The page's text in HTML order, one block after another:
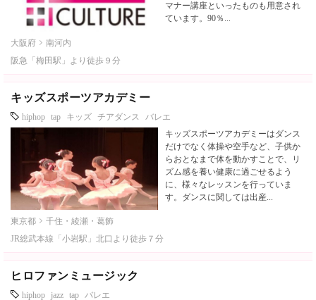
マナー講座といったものも用意され
ています。90％...
大阪府
南河内
阪急「梅田駅」より徒歩９分
キッズスポーツアカデミー
hiphop tap キッズ チアダンス バレエ
キッズスポーツアカデミーはダンス
だけでなく体操や空手など、子供か
らおとなまで体を動かすことで、リ
ズム感を養い健康に過ごせるよう
に、様々なレッスンを行っていま
す。ダンスに関しては出産...
東京都
千住・綾瀬・葛飾
JR総武本線「小岩駅」北口より徒歩７分
ヒロファンミュージック
hiphop jazz tap バレエ